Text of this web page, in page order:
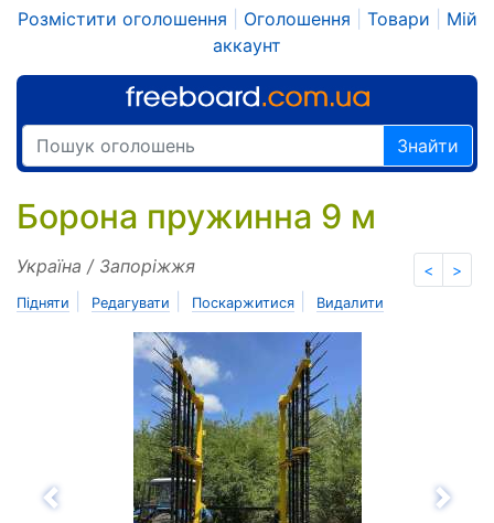
Розмістити оголошення Оголошення Товари
Мій
аккаунт
Знайти
Борона пружинна 9 м
< >
Україна / Запоріжжя
Підняти Редагувати Поскаржитися Видалити
Назад